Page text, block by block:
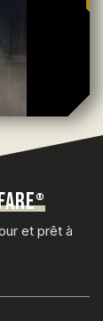
®
et prêt à